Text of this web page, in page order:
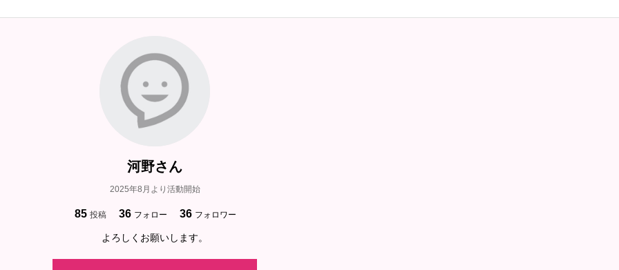
河野さん
2025年8月より活動開始
85 投稿 36 フォロー 36 フォロワー
よろしくお願いします。